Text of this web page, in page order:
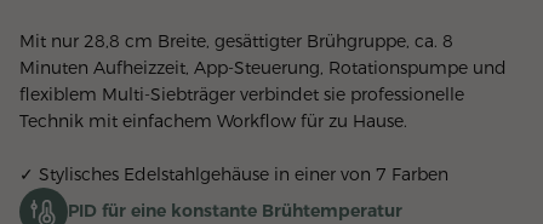
Mit nur 28,8 cm Breite, gesättigter Brühgruppe, ca. 8
Minuten Aufheizzeit, App-Steuerung, Rotationspumpe und
flexiblem Multi-Siebträger verbindet sie professionelle
Technik mit einfachem Workflow für zu Hause.
✓ Stylisches Edelstahlgehäuse in einer von 7 Farben
PID für eine konstante Brühtemperatur